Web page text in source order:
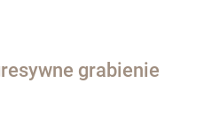
grabienie